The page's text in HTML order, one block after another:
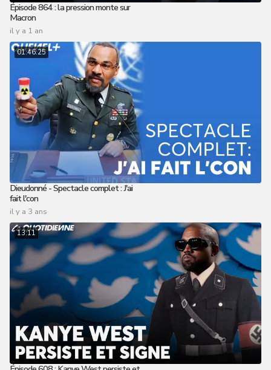
Épisode 864 : la pression monte sur
Macron
il y a 1 an
01:46:25
Dieudonné - Spectacle complet : J'ai
fait l'con
il y a 3 ans
13:11